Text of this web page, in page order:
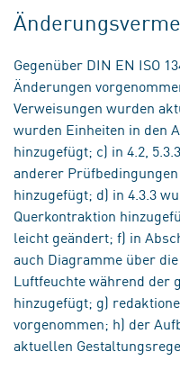
Gegenüber DIN EN ISO
Änderungen
Verweisungen wurden
wurden Einheiten in den
hinzugefügt; c) in 4.2,
anderer
hinzugefügt; d) in 4.3.3
Querkontraktion
leicht geändert; f) in
auch Diagramme über
Luftfeuchte während der
hinzugefügt; g)
vorgenommen; h) der
aktuellen